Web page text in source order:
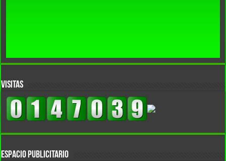
VISITAS
Espacio Publicitario